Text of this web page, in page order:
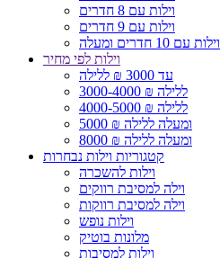
וילות עם 8 חדרים
וילות עם 9 חדרים
וילות עם 10 חדרים ומעלה
וילות לפי מחיר
עד 3000 ₪ ללילה
3000-4000 ₪ ללילה
4000-5000 ₪ ללילה
5000 ₪ ומעלה ללילה
8000 ₪ ומעלה ללילה
קטגוריות וילות נבחרות
וילות להשכרה
וילה למסיבת רווקים
וילה למסיבת רווקות
וילות נופש
מלונות בוטיק
וילות למסיבות